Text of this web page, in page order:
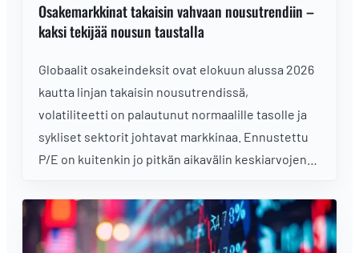
Osakemarkkinat takaisin vahvaan nousutrendiin –
kaksi tekijää nousun taustalla
Globaalit osakeindeksit ovat elokuun alussa 2026
kautta linjan takaisin nousutrendissä,
volatiliteetti on palautunut normaalille tasolle ja
sykliset sektorit johtavat markkinaa. Ennustettu
P/E on kuitenkin jo pitkän aikavälin keskiarvojen
tuottovaatimusta. Kaksi tekijää, jotka heiluttavat
osakemarkkinoita, nousee nyt ylitse muiden